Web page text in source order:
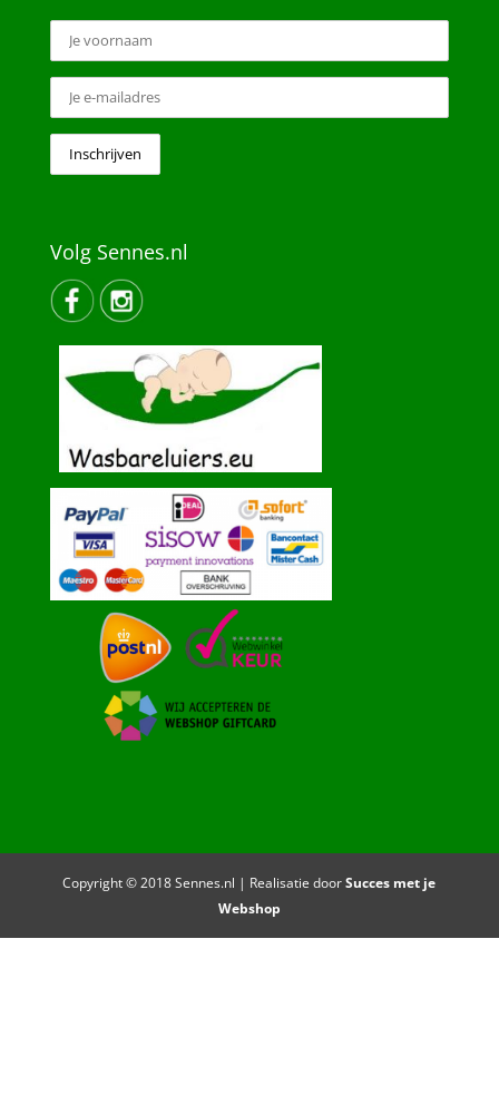
Volg Sennes.nl
Copyright © 2018 Sennes.nl | Realisatie doorSucces met je
Webshop